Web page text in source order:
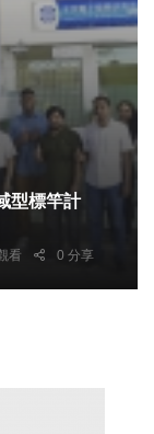
型標竿計
看 0 分享